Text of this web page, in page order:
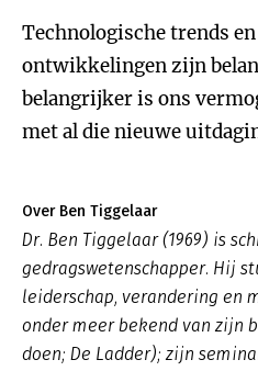
Technologische trends
ontwikkelingen zijn
belangrijker is ons
met al die nieuwe
Over Ben Tiggelaar
Dr. Ben Tiggelaar (1969) is
gedragswetenschapper. Hij
leiderschap, verandering en
onder meer bekend van zijn
doen; De Ladder); zijn